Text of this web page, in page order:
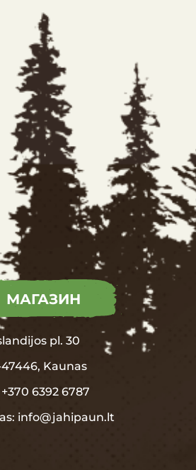
МАГАЗИН
pl. 30
47446, Kaunas
+370 6392 6787
info@jahipaun.lt